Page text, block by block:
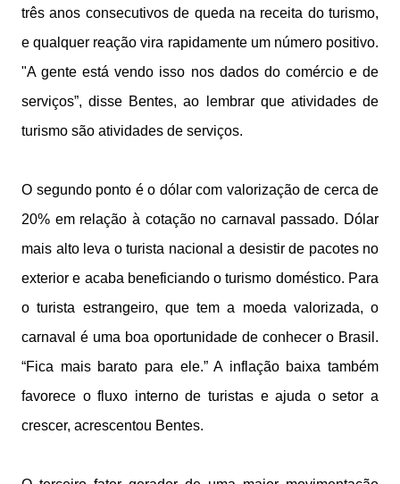
três anos consecutivos de queda na receita do turismo,
e qualquer reação vira rapidamente um número positivo.
"A gente está vendo isso nos dados do comércio e de
serviços”, disse Bentes, ao lembrar que atividades de
turismo são atividades de serviços.
O segundo ponto é o dólar com valorização de cerca de
20% em relação à cotação no carnaval passado. Dólar
mais alto leva o turista nacional a desistir de pacotes no
exterior e acaba beneficiando o turismo doméstico. Para
o turista estrangeiro, que tem a moeda valorizada, o
carnaval é uma boa oportunidade de conhecer o Brasil.
“Fica mais barato para ele.” A inflação baixa também
favorece o fluxo interno de turistas e ajuda o setor a
crescer, acrescentou Bentes.